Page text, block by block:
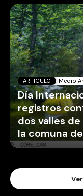
ARTICULO Medio
Día
registros
dos valles
la comuna